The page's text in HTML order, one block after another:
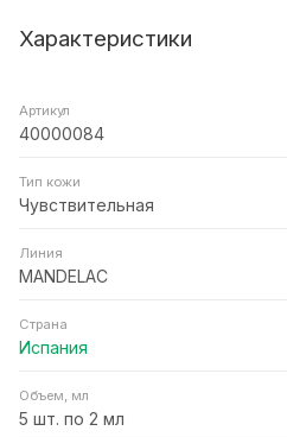
Характеристики
Артикул
40000084
Тип кожи
Чувствительная
Линия
MANDELAC
Страна
Испания
Объем, мл
5 шт. по 2 мл